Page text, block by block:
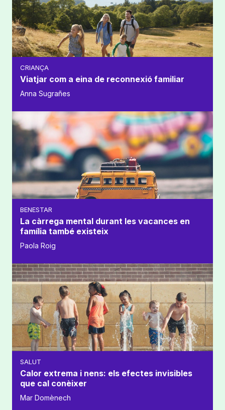
CRIANÇA
Viatjar com a eina de reconnexió familiar
Anna Sugrañes
BENESTAR
La càrrega mental durant les vacances en
família també existeix
Paola Roig
SALUT
Calor extrema i nens: els efectes invisibles
que cal conèixer
Mar Domènech